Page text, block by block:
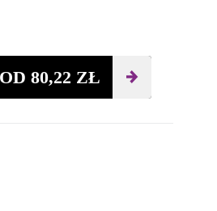
80,22 ZŁ